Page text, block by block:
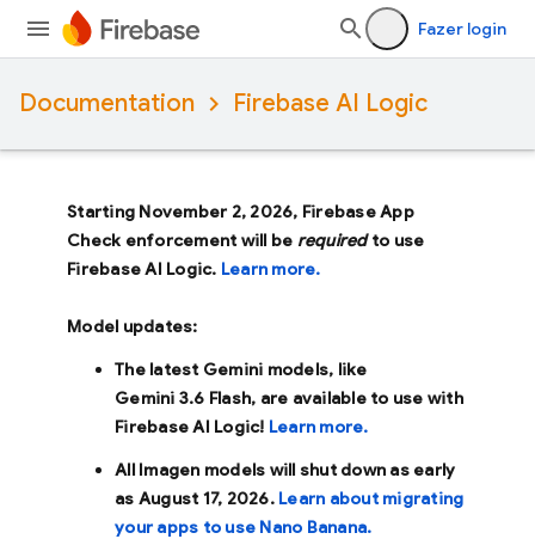
Fazer login
Documentation Firebase AI Logic
Starting November 2, 2026, Firebase App
Check enforcement will be requiredto use
Firebase AI Logic. Learn more.
Model updates:
The latest Gemini models, like
Gemini 3.6 Flash, are available to use with
Firebase AI Logic! Learn more.
All Imagen models will shut down as early
as August 17, 2026. Learn about migrating
your apps to use Nano Banana.